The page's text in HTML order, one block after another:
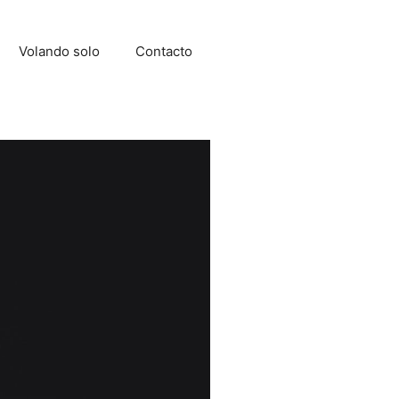
Volando solo Contacto